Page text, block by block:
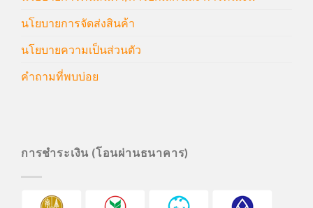
นโยบายการจัดส่งสินค้า
นโยบายความเป็นส่วนตัว
คำถามที่พบบ่อย
การชำระเงิน (โอนผ่านธนาคาร)